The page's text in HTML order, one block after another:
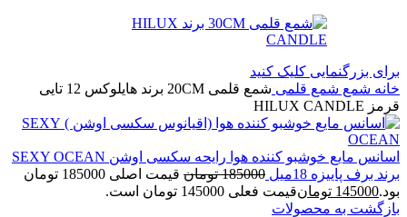
برای بزرگنمایی کلیک کنید
خانه شمع شمع قلمی
شمع قلمی 20CM برند هایلوکس 12 تایی
قرمز HILUX CANDLE
اسانس مایع خوشبو کننده هوا رایحه سکسی اوشن SEXY OCEAN
برند برف پاییزه 18میل
185000 تومان
قیمت اصلی 185000 تومان
بود.145000 تومانقیمت فعلی 145000 تومان است.
بازگشت به محصولات